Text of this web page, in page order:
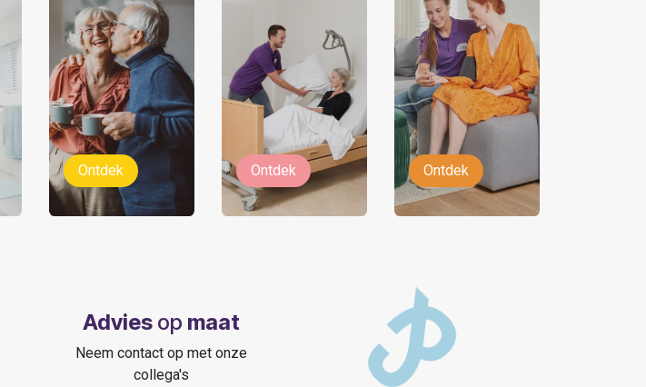
Ontdek Ontdek Ontdek
Advies op maat
Neem contact op met onze
collega's